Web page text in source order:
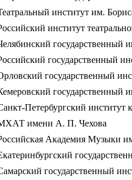
институт им.
институт
государственный
государственный
государственный
государственный
Петербургский институт
имени А. П. Чехова
Академия Музыки
государственный